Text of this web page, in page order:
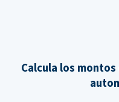
Calcula los